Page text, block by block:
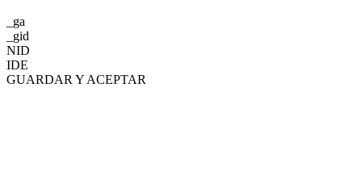
_ga
_gid
NID
IDE
GUARDAR Y ACEPTAR